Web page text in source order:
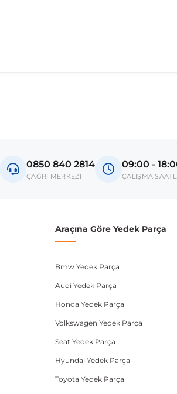
0850 840 2814
ÇAĞRI MERKEZİ
09:00 -
ÇALIŞMA
Araçına Göre Yedek Parça
Bmw Yedek Parça
Audi Yedek Parça
Honda Yedek Parça
Volkswagen Yedek Parça
Seat Yedek Parça
Hyundai Yedek Parça
Toyota Yedek Parça